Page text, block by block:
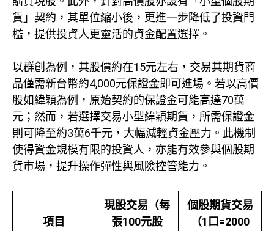
貨」契約，其單位縮小後，更進一步降低了投資門
檻，提供投資人更靈活的資金配置選擇。
以群創為例，其股價約在15元左右，交易其期貨商
品僅需新台幣約4,000元保證金即可進場。若以高價
股如緯穎為例，原始契約的保證金可能高達70萬
元；然而，若選擇交易小型緯穎期貨，所需保證金
則可降至約3萬6千元，大幅減輕資金壓力。此機制
使得資金規模有限的投資人，亦能有效參與個股期
貨市場，提升操作彈性與風險控管能力。
項目
現股交易（每
張100元股
個股期貨交易
（1口=2000